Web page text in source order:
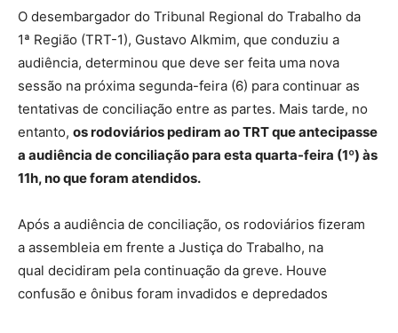
O desembargador do Tribunal Regional do Trabalho da
1ª Região (TRT-1), Gustavo Alkmim, que conduziu a
audiência, determinou que deve ser feita uma nova
sessão na próxima segunda-feira (6) para continuar as
tentativas de conciliação entre as partes. Mais tarde, no
entanto, os rodoviários pediram ao TRT que antecipasse
a audiência de conciliação para esta quarta-feira (1º) às
11h, no que foram atendidos.
Após a audiência de conciliação, os rodoviários fizeram
a assembleia em frente a Justiça do Trabalho, na
qual decidiram pela continuação da greve. Houve
confusão e ônibus foram invadidos e depredados